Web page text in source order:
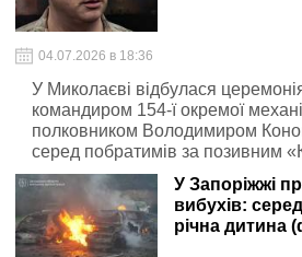
04.07.2026 в 18:36
У Миколаєві відбулася
командиром 154-ї окремої
полковником Володимиром
серед побратимів за позивним
У Запоріжжі
вибухів:
річна дитина